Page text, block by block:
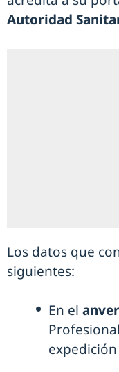
Autoridad
Los datos que
siguientes:
En el